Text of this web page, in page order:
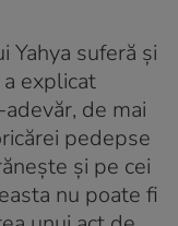
Yahya suferă și
a explicat
de mai
pedepse
și pe cei
nu poate fi